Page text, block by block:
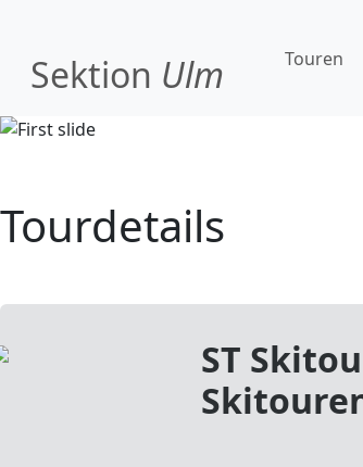
Sektion Ulm Touren
Tourdetails
ST